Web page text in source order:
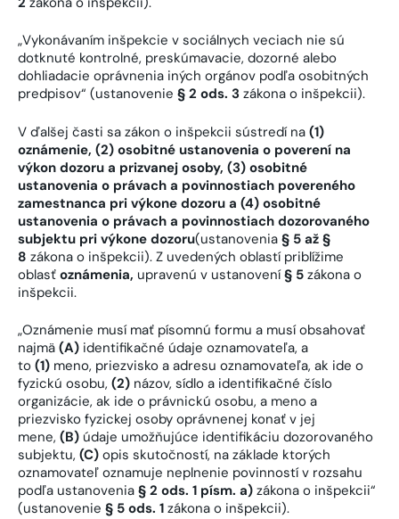
„Vykonávaním inšpekcie v sociálnych veciach nie sú
dotknuté kontrolné, preskúmavacie, dozorné alebo
dohliadacie oprávnenia iných orgánov podľa osobitných
predpisov“ (ustanovenie § 2 ods. 3 zákona o inšpekcii).
V ďalšej časti sa zákon o inšpekcii sústredí na (1)
oznámenie, (2) osobitné ustanovenia o poverení na
výkon dozoru a prizvanej osoby, (3) osobitné
ustanovenia o právach a povinnostiach povereného
zamestnanca pri výkone dozoru a (4) osobitné
ustanovenia o právach a povinnostiach dozorovaného
subjektu pri výkone dozoru(ustanovenia § 5 až §
8 zákona o inšpekcii). Z uvedených oblastí priblížime
oblasť oznámenia, upravenú v ustanovení§ 5 zákona o
inšpekcii.
„Oznámenie musí mať písomnú formu a musí obsahovať
najmä (A) identifikačné údaje oznamovateľa, a
to (1) meno, priezvisko a adresu oznamovateľa, ak ide o
fyzickú osobu, (2) názov, sídlo a identifikačné číslo
organizácie, ak ide o právnickú osobu, a meno a
priezvisko fyzickej osoby oprávnenej konať v jej
mene, (B) údaje umožňujúce identifikáciu dozorovaného
subjektu, (C) opis skutočností, na základe ktorých
oznamovateľ oznamuje neplnenie povinností v rozsahu
podľa ustanovenia § 2 ods. 1 písm. a) zákona o inšpekcii“
(ustanovenie § 5 ods. 1 zákona o inšpekcii).